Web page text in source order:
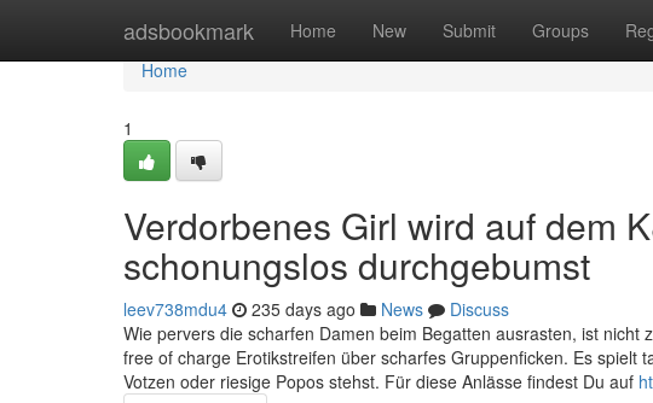
adsbookmark Home New Submit Groups
Home
Home
1
Verdorbenes Girl wird auf dem
schonungslos durchgebumst
leev738mdu4 235 days ago News
Discuss
Wie pervers die scharfen Damen beim Begatten ausrasten, ist
free of charge Erotikstreifen über scharfes Gruppenficken. Es spielt
Votzen oder riesige Popos stehst. Für diese Anlässe findest Du auf